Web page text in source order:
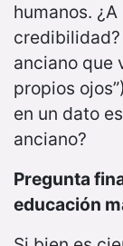
humanos.
anciano que
propios
en un dato
anciano?
Pregunta
educación